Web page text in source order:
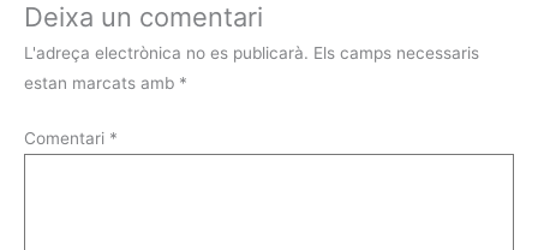
Deixa un comentari
L'adreça electrònica no es publicarà. Els camps necessaris
estan marcats amb *
Comentari *